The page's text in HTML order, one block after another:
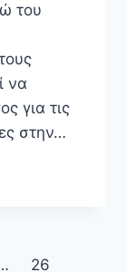
του
να
για τις
στην…
26